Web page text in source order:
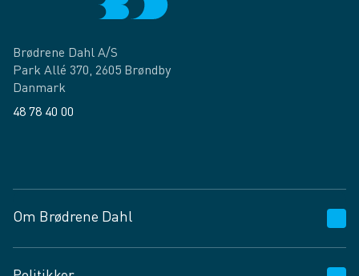
Brødrene Dahl A/S
Park Allé 370, 2605 Brøndby
Danmark
48 78 40 00
Om Brødrene Dahl